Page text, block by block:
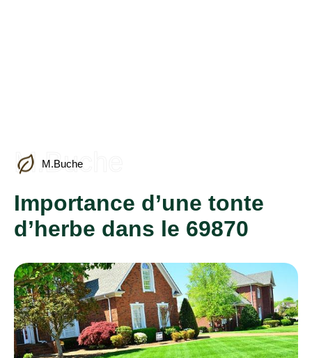
M.Buche
M.Buche
Importance d’une tonte
d’herbe dans le 69870